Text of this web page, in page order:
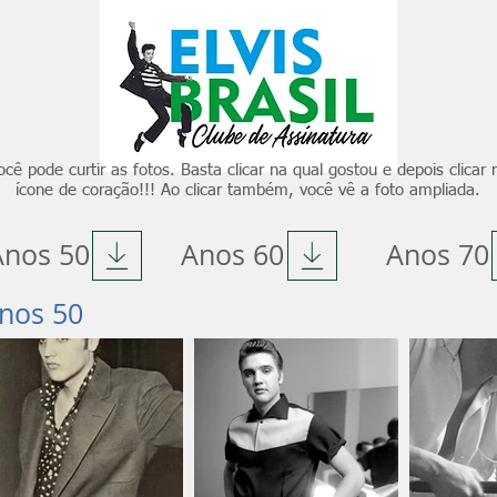
pode curtir as fotos. Basta clicar na qual gostou e depois clicar
ícone de coração!!! Ao clicar também, você vê a foto ampliada.
50 Anos 60
Anos 70
50